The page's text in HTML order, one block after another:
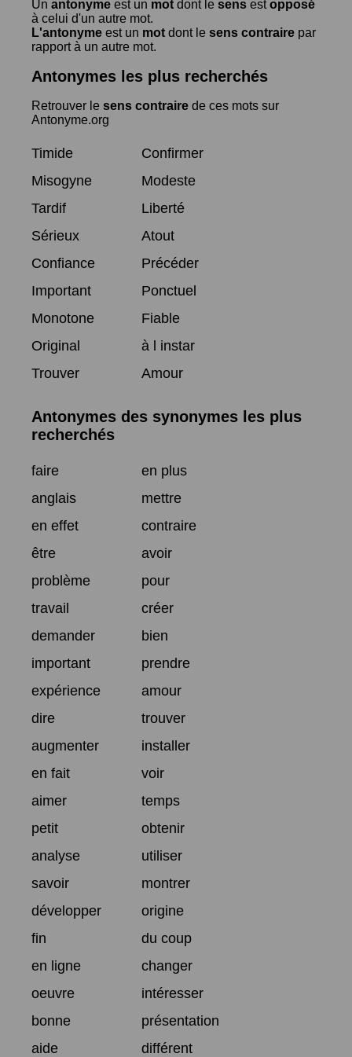
Un antonyme est un mot dont le sens estopposé
à celui d'un autre mot.
L'antonyme est un mot dont le sens contraire par
rapport à un autre mot.
Antonymes les plus recherchés
Retrouver le sens contraire de ces mots sur
Antonyme.org
Timide
Confirmer
Misogyne
Modeste
Tardif
Liberté
Sérieux
Atout
Confiance
Précéder
Important
Ponctuel
Monotone
Fiable
Original
à l instar
Trouver
Amour
Antonymes des synonymes les plus
recherchés
faire
en plus
anglais
mettre
en effet
contraire
être
avoir
problème
pour
travail
créer
demander
bien
important
prendre
expérience
amour
dire
trouver
augmenter
installer
en fait
voir
aimer
temps
petit
obtenir
analyse
utiliser
savoir
montrer
développer
origine
fin
du coup
en ligne
changer
oeuvre
intéresser
bonne
présentation
aide
différent